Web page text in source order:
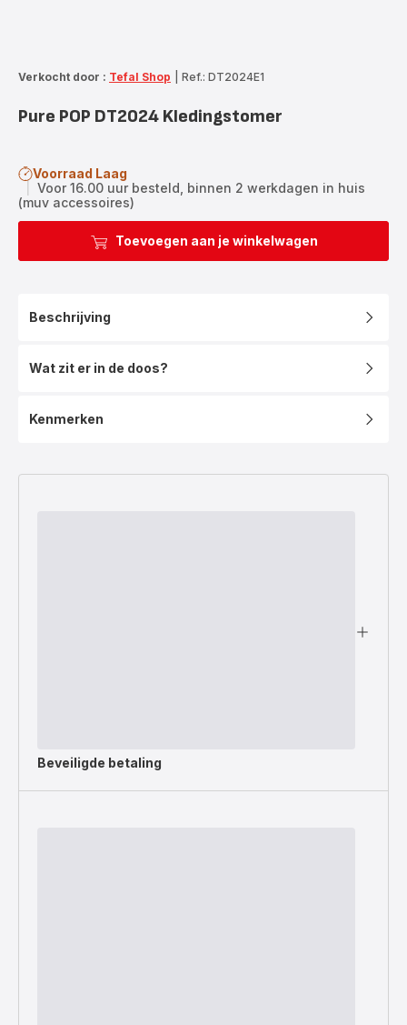
Verkocht door : Tefal Shop Ref.: DT2024E1
Pure POP DT2024 Kledingstomer
Voorraad Laag
Voor 16.00 uur besteld, binnen 2 werkdagen in huis
(muv accessoires)
Toevoegen aan je winkelwagen
Beschrijving
Wat zit er in de doos?
Kenmerken
Beveiligde betaling